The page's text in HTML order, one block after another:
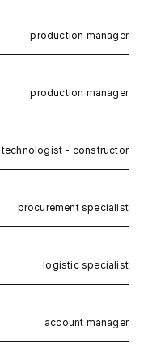
production manager
production manager
technologist - constructor
procurement specialist
logistic specialist
account manager